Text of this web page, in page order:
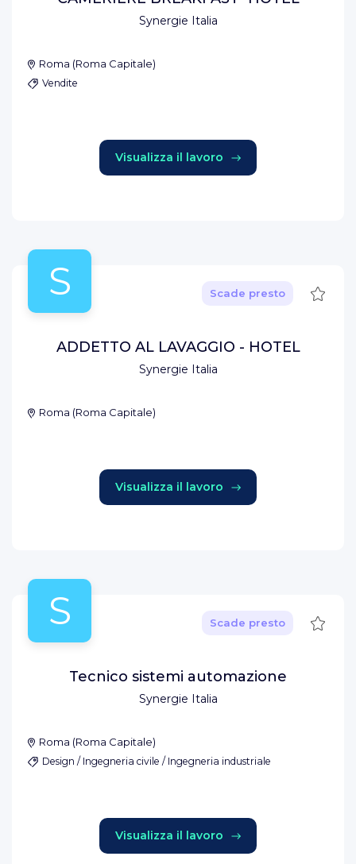
Synergie Italia
Roma (Roma Capitale)
Vendite
Visualizza il lavoro
S
Synergie Italia
Scade presto Salva
ADDETTO AL LAVAGGIO - HOTEL
Roma (Roma Capitale)
Visualizza il lavoro
S
Synergie Italia
Scade presto Salva
Tecnico sistemi automazione
Roma (Roma Capitale)
Design / Ingegneria civile / Ingegneria industriale
Visualizza il lavoro